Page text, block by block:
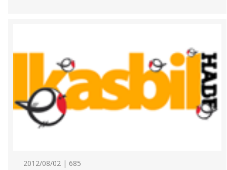
2012/08/02 | 685